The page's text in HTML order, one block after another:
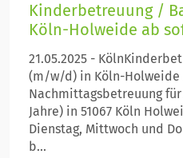
Kinderbetreuung /
Köln-Holweide ab
21.05.2025 -
(m/w/d) in Köln-Holweide
Nachmittagsbetreuung
Jahre) in 51067 Köln
Dienstag, Mittwoch und
b...